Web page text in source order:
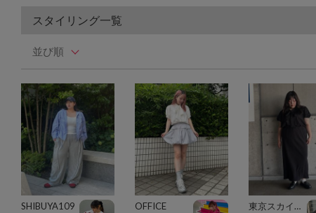
スタイリング一覧
並び順
SHIBUYA109 OFFICE 東京スカイツリータウン・ソラマチ